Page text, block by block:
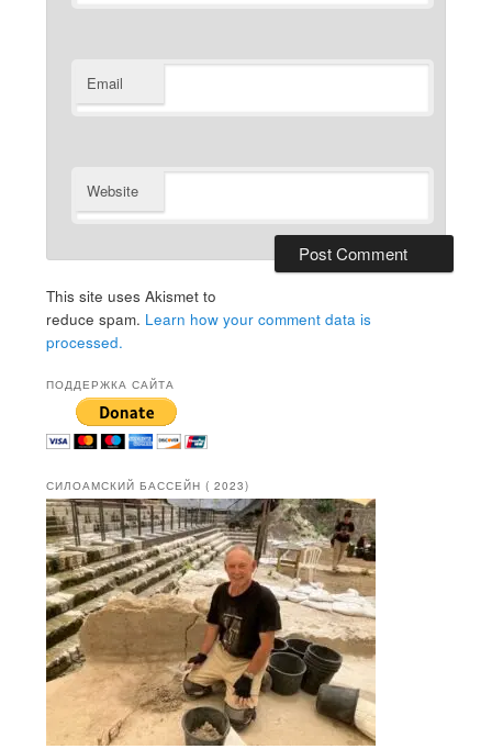
Email
Website
This site uses Akismet to
reduce spam. Learn how your comment data is
processed.
ПОДДЕРЖКА САЙТА
СИЛОАМСКИЙ БАССЕЙН ( 2023)